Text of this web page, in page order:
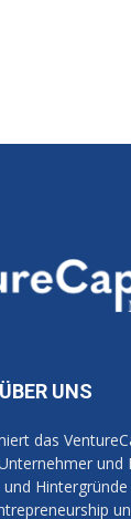
ÜBER UNS
das
und